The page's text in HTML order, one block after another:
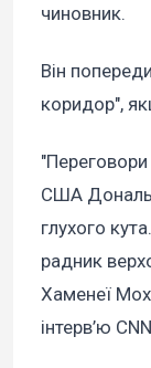
чиновник.
Він
коридор",
"Переговори
США
глухого
радник
Хаменеї
інтерв’ю